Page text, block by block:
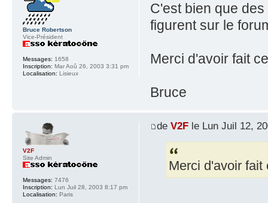
C'est bien que
figurent sur le
Merci d'avoir fait
Bruce
Bruce Robertson
Vice-Président
Messages: 1658
Inscription: Mar Aoû 26, 2003 3:31 pm
Localisation: Lisieux
de V2Fle Lun Juil 12,
Merci d'avoir fait
V2F
Site Admin
Messages: 7476
Inscription: Lun Juil 28, 2003 8:17 pm
Localisation: Paris